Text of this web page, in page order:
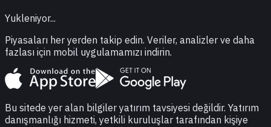
Yukleniyor...
Piyasaları her yerden takip edin. Veriler, analizler ve daha
fazlası için mobil uygulamamızı indirin.
Bu sitede yer alan bilgiler yatırım tavsiyesi değildir. Yatırım
danışmanlığı hizmeti, yetkili kuruluşlar tarafından kişiye